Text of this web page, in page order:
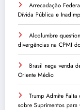
Arrecadação
Dívida Pública e
Alcolumbre
divergências na CPMI
Brasil nega venda
Oriente Médio
Trump Admite
sobre Suprimentos para